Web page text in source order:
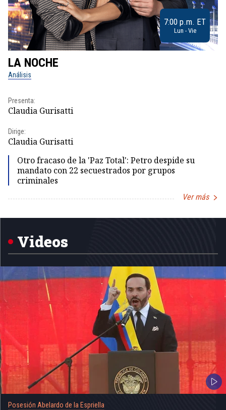
7:00 p.m. ET
Lun - Vie
LA NOCHE
Análisis
Presenta:
Claudia Gurisatti
Dirige:
Claudia Gurisatti
Otro fracaso de la 'Paz Total': Petro despide su
mandato con 22 secuestrados por grupos
criminales
Ver más
1
Videos
Posesión Abelardo de la Espriella